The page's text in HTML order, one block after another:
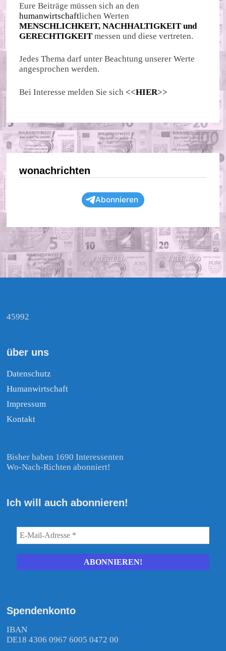
Eure Beiträge müssen sich an den
humanwirtschaftlichen Werten
MENSCHLICHKEIT, NACHHALTIGKEIT und
GERECHTIGKEIT messen und diese vertreten.
Jedes Thema darf unter Beachtung unserer Werte
angesprochen werden.
Bei Interesse melden Sie sich <<HIER>>
wonachrichten
Abonnieren
45992
über uns
Datenschutz
Humanwirtschaft
Impressum
Kontakt
Bisher haben 1690 Interessenten
Wo-Nach-Richten abonniert!
Ich will auch abonnieren!
Spendenkonto
IBAN
DE18 4306 0967 6005 0472 00